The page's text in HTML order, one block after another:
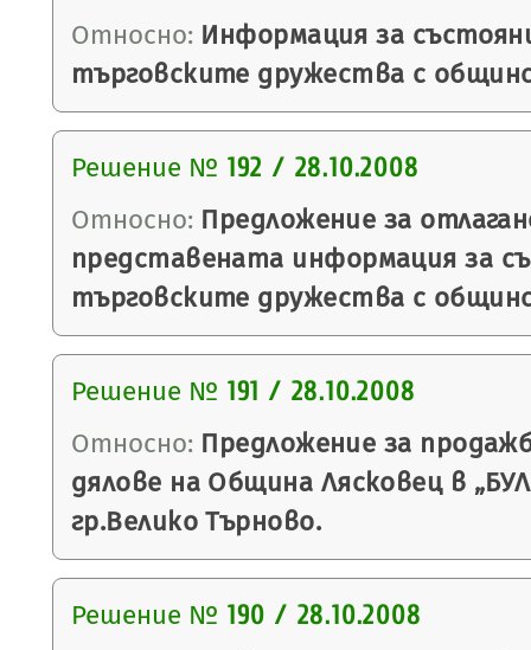
Относно: Информация за
търговските дружества с
Решение № 192 / 28.10.2008
Относно: Предложение за
представената информация за
търговските дружества с
Решение № 191 / 28.10.2008
Относно: Предложение за
дялове на Община Лясковец в
гр.Велико Търново.
Решение № 190 / 28.10.2008